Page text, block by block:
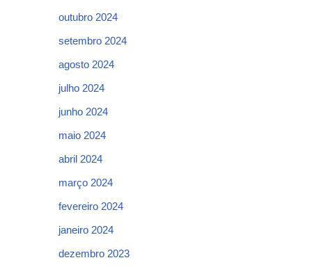
outubro 2024
setembro 2024
agosto 2024
julho 2024
junho 2024
maio 2024
abril 2024
março 2024
fevereiro 2024
janeiro 2024
dezembro 2023